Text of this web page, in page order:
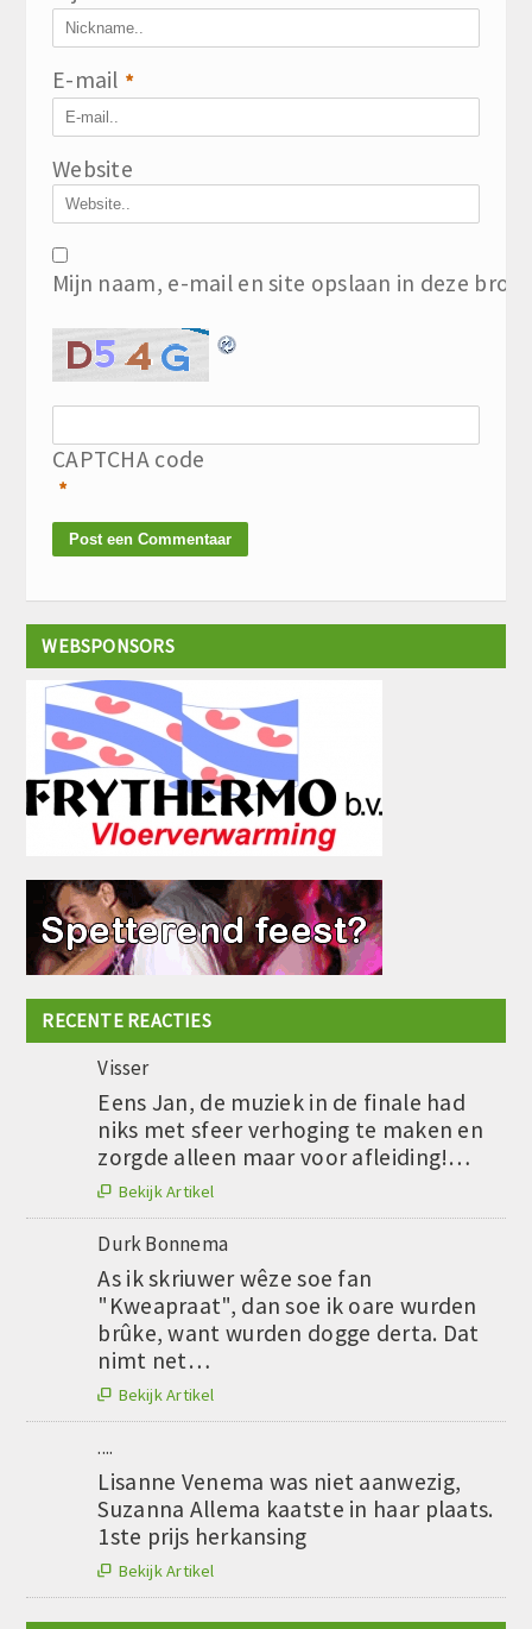
E-mail *
Website
Mijn naam, e-mail en site opslaan in deze
CAPTCHA code
*
WEBSPONSORS
RECENTE REACTIES
Visser
Eens Jan, de muziek in de finale had
niks met sfeer verhoging te maken en
zorgde alleen maar voor afleiding!…
 Bekijk Artikel
Durk Bonnema
As ik skriuwer wêze soe fan
"Kweapraat", dan soe ik oare wurden
brûke, want wurden dogge derta. Dat
nimt net…
 Bekijk Artikel
....
Lisanne Venema was niet aanwezig,
Suzanna Allema kaatste in haar plaats.
1ste prijs herkansing
 Bekijk Artikel